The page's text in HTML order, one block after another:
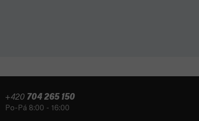
+420 704 265 150
Po-Pá 8:00 - 16:00